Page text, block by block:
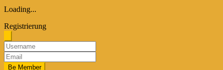
Loading...
Registrierung
Be Member